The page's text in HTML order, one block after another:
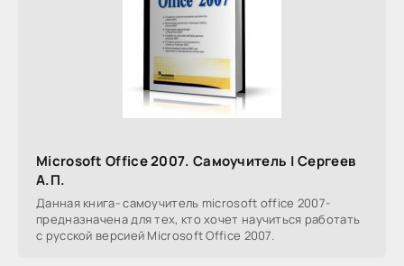
Microsoft Office 2007. Самоучитель | Сергеев
А.П.
Данная книга- самоучитель microsoft office 2007-
предназначена для тех, кто хочет научиться работать
с русской версией Microsoft Office 2007.